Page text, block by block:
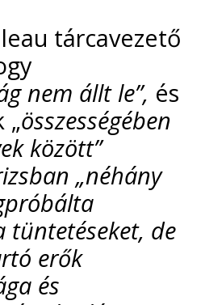
tárcavezető
nem állt le”, és
„összességében
között”
„néhány
tüntetéseket, de
erők
és